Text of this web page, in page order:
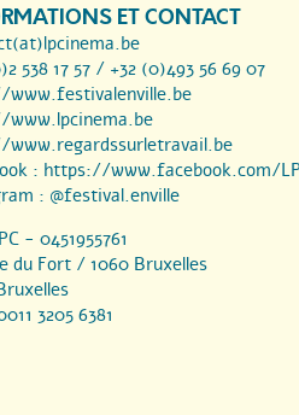
ET CONTACT
538 17 57 / +32 (0)493 56 69 07
: https://www.facebook.com/
: @festival.enville
- 0451955761
du Fort / 1060 Bruxelles
3205 6381